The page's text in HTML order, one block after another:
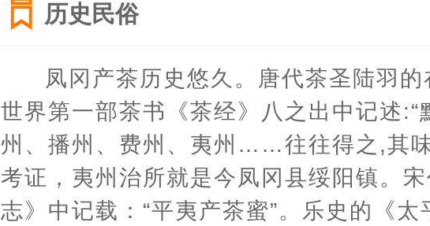
历史民俗
凤冈产茶历史悠久。唐代茶圣陆羽的
世界第一部茶书《茶经》八之出中记述:“
州、播州、费州、夷州……往往得之,其
考证，夷州治所就是今凤冈县绥阳镇。宋
志》中记载：“平夷产茶蜜”。乐史的《太